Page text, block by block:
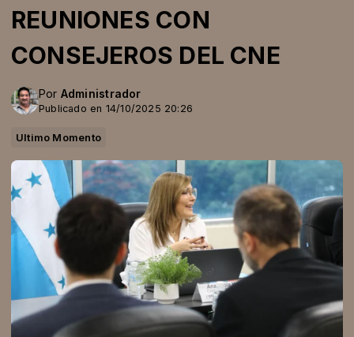
REUNIONES CON
CONSEJEROS DEL CNE
Por Administrador
Publicado en 14/10/2025 20:26
Ultimo Momento